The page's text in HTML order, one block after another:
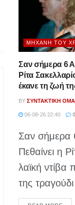
ΜΗΧΑΝΉ ΤΟΥ
Σαν σήμερα 6
Ρίτα
έκανε τη ζωή
BY ΣΥΝΤΑΚΤΙΚΉ
06-08-26 22:40 0
Σαν σήμερα
Πεθαίνει η
λαϊκή ντίβα
της